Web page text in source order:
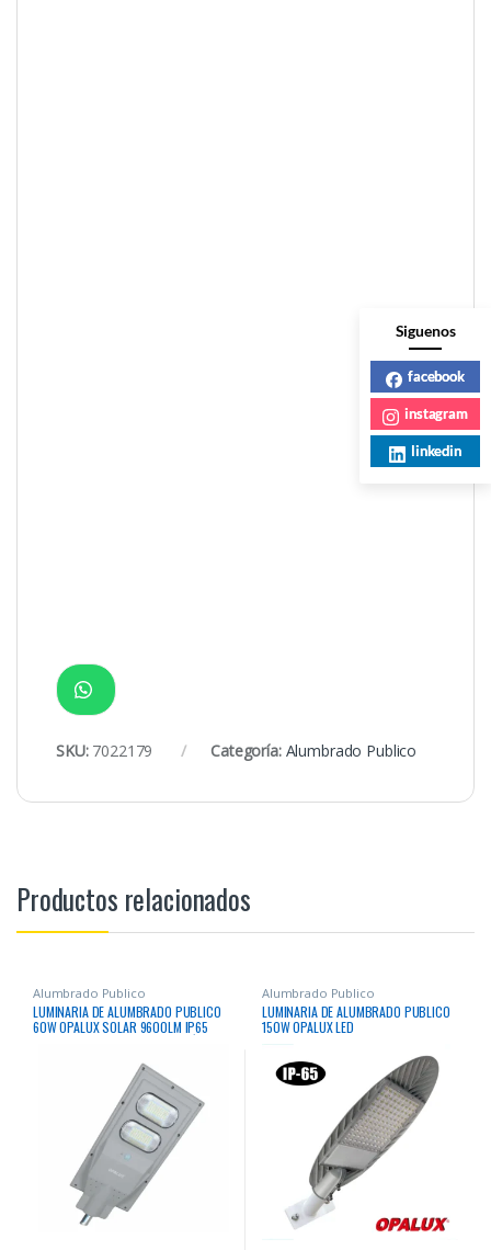
SKU: 7022179 Categoría: Alumbrado Publico
Productos relacionados
Alumbrado Publico
LUMINARIA DE ALUMBRADO PUBLICO
60W OPALUX SOLAR 9600LM IP65
TODO EN UNO, PARA MONTAJE EN
Alumbrado Publico
LUMINARIA DE ALUMBRADO PUBLICO
150W OPALUX LED
Siguenos
facebook
instagram
linkedin